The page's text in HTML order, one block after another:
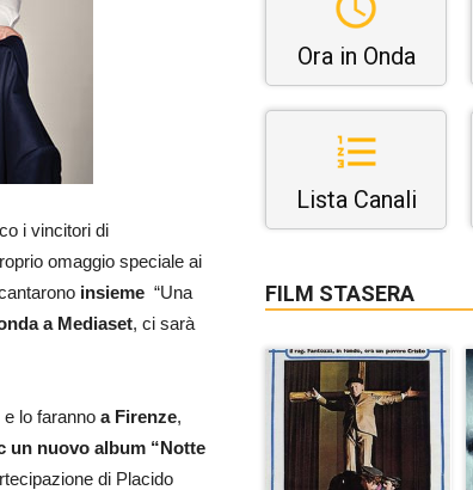
i vincitori di
omaggio speciale ai
insieme “Una
a Mediaset, ci sarà
e lo faranno a Firenze,
un nuovo album “Notte
di Placido
Ora in Onda
Lista Canali
FILM STASERA